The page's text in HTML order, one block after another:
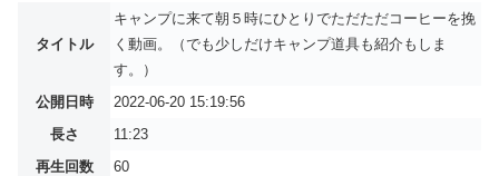
タイトル
キャンプに来て朝５時にひとりでただただコーヒーを挽
く動画。（でも少しだけキャンプ道具も紹介もしま
す。）
公開日時
2022-06-20 15:19:56
長さ
11:23
再生回数
60